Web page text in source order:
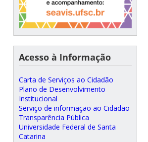
Acesso à Informação
Carta de Serviços ao Cidadão
Plano de Desenvolvimento
Institucional
Serviço de informação ao Cidadão
Transparência Pública
Universidade Federal de Santa
Catarina